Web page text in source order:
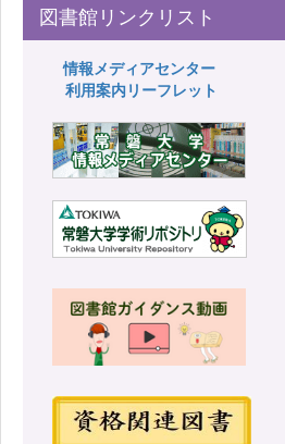
図書館リンクリスト
情報メディアセンター
利用案内リーフレット